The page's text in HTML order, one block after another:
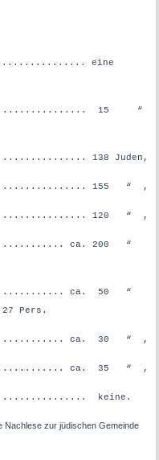
eine
15 “
138 Juden,
155 “ ,
120 “ ,
ca. 200 “
ca. 50 “
Pers.
ca. 30 “ ,
ca. 35 “ ,
keine.
Nachlese zur jüdischen Gemeinde